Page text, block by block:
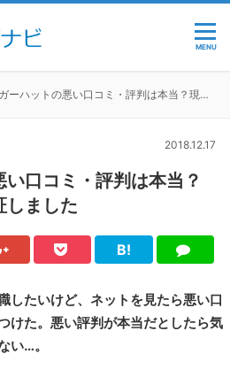
MENU
リンガーハットの悪い口コミ・評判は本当？現役の従業員が検証しました
2018.12.17
い口コミ・評判は本当？
しました
Pocket
B!
は
LINE
したいけど、ネットを見たら悪い口
けた。悪い評判が本当だとしたら気
い…。